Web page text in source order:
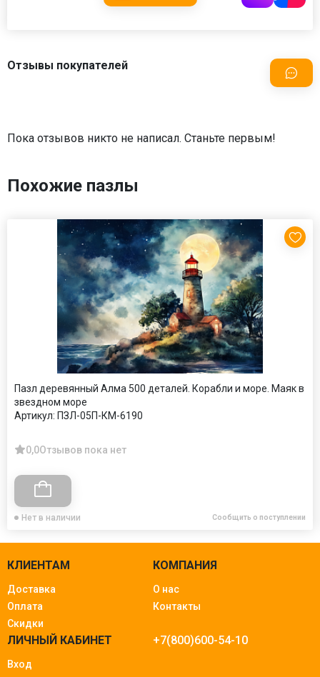
Отзывы покупателей
Пока отзывов никто не написал. Станьте первым!
Похожие пазлы
Пазл деревянный Алма 500 деталей. Корабли и море. Маяк в
звездном море
Артикул: ПЗЛ-05П-КМ-6190
0,0Отзывов пока нет
Нет в наличии Сообщить о поступлении
КЛИЕНТАМ
Доставка
Оплата
Скидки
КОМПАНИЯ
О нас
Контакты
ЛИЧНЫЙ КАБИНЕТ
Вход
+7(800)600-54-10